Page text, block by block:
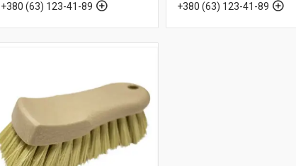
+380 (63) 123-41-89 +380 (63) 123-41-89